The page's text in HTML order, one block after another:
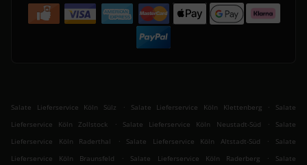
Salate Lieferservice Köln Sülz . Salate Lieferservice Köln Klettenberg .
Salate
Lieferservice Köln Zollstock
. Salate Lieferservice Köln Neustadt-Süd .
Salate
Lieferservice Köln Raderthal
. Salate Lieferservice Köln Altstadt-Süd .
Salate
Lieferservice Köln Braunsfeld
. Salate Lieferservice Köln Raderberg .
Salate